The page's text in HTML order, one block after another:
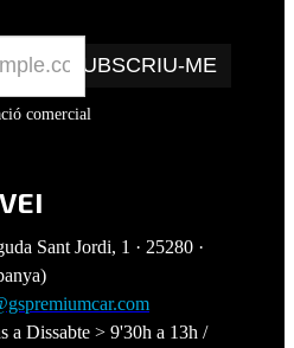
SUBSCRIU-ME
comercial
Sant Jordi, 1 · 25280 ·
Dissabte > 9'30h a 13h /